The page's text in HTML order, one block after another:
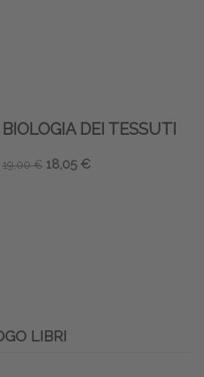
BIOLOGIA DEI TESSUTI
19,00 € 18,05 €
LIBRI